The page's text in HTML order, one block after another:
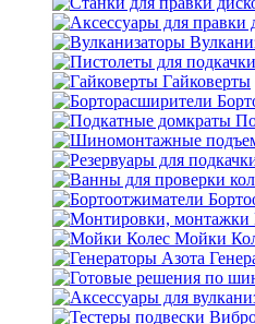
Гайковерты
Мойки